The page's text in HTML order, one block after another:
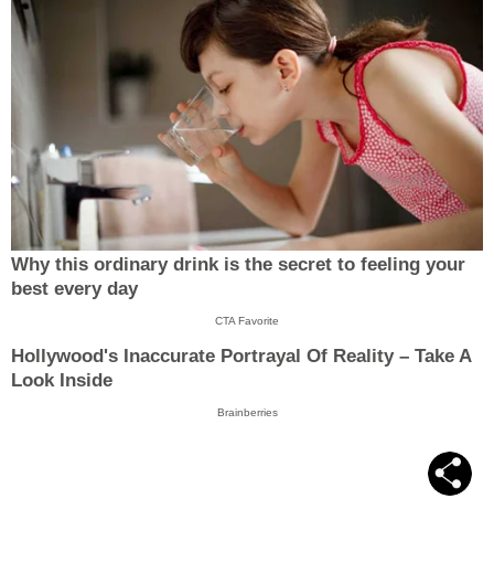
Why this ordinary drink is the secret to feeling your
best every day
CTA Favorite
Hollywood's Inaccurate Portrayal Of Reality – Take A
Look Inside
Brainberries